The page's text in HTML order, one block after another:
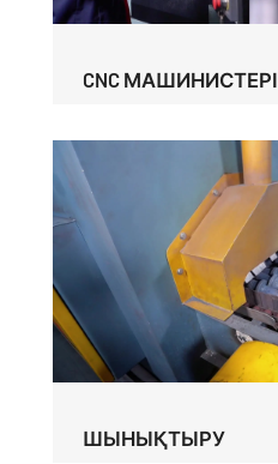
CNC МАШИНИСТЕРІ
ШЫНЫҚТЫРУ